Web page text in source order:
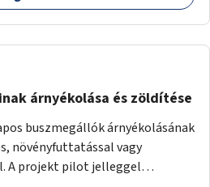
árnyékolása és zöldítése
buszmegállók árnyékolásának
növényfuttatással vagy
A projekt pilot jelleggel